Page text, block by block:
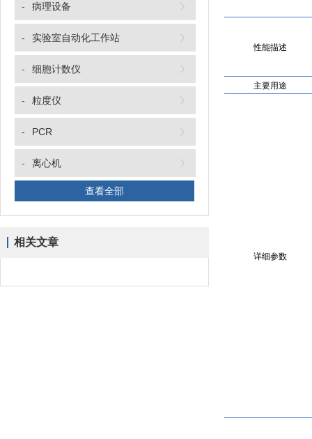
- 病理设备
- 实验室自动化工作站
- 细胞计数仪
- 粒度仪
- PCR
- 离心机
查看全部
相关文章
性能描述
主要用途
详细参数